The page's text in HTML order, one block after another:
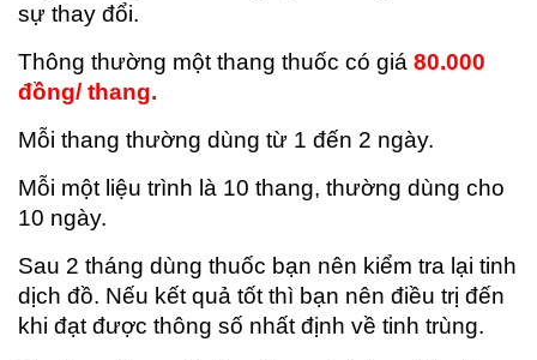
sự thay đổi.
Thông thường một thang thuốc có giá 80.000
đồng/ thang.
Mỗi thang thường dùng từ 1 đến 2 ngày.
Mỗi một liệu trình là 10 thang, thường dùng cho
10 ngày.
Sau 2 tháng dùng thuốc bạn nên kiểm tra lại tinh
dịch đồ. Nếu kết quả tốt thì bạn nên điều trị đến
khi đạt được thông số nhất định về tinh trùng.